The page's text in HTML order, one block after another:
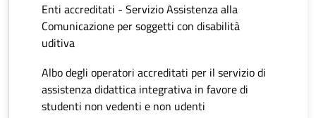
Enti accreditati - Servizio Assistenza alla
Comunicazione per soggetti con disabilità
uditiva
Albo degli operatori accreditati per il servizio di
assistenza didattica integrativa in favore di
studenti non vedenti e non udenti